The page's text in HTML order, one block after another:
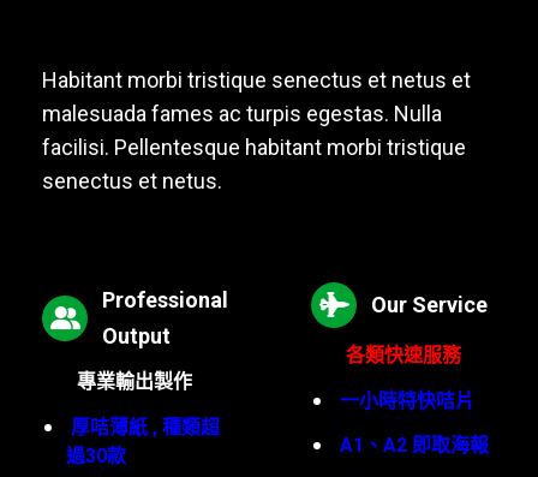
Habitant morbi tristique senectus et netus et
malesuada fames ac turpis egestas. Nulla
facilisi. Pellentesque habitant morbi tristique
senectus et netus.
Professional
Output
專業輸出製作
厚咭薄紙 , 種類超
過30款
Our Service
各類快速服務
一小時特快咭片
A1、A2 即取海報